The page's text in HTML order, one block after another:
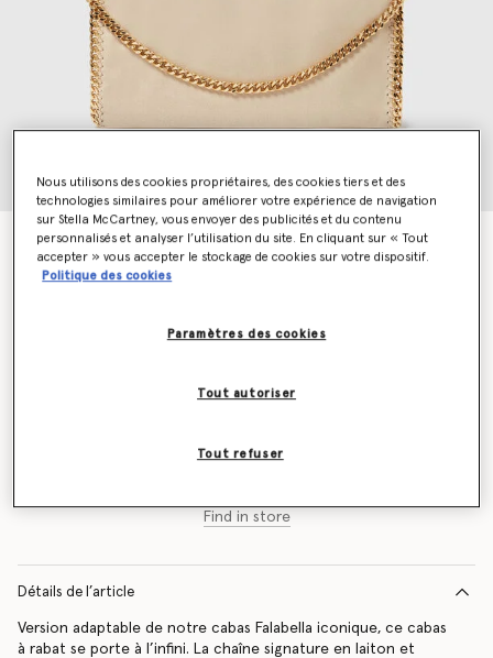
Cabas a rabat Falabella
CA$1,990.00
Butter Cream
sélectionné
Ajouter au panier
Find in store
Détails de l’article
Version adaptable de notre cabas Falabella iconique, ce cabas
à rabat se porte à l’infini. La chaîne signature en laiton et
Nous utilisons des cookies propriétaires, des cookies tiers et des
technologies similaires pour améliorer votre expérience de navigation
sur Stella McCartney, vous envoyer des publicités et du contenu
personnalisés et analyser l’utilisation du site. En cliquant sur « Tout
accepter » vous accepter le stockage de cookies sur votre dispositif.
Politique des cookies
Paramètres des cookies
Tout refuser
Tout autoriser